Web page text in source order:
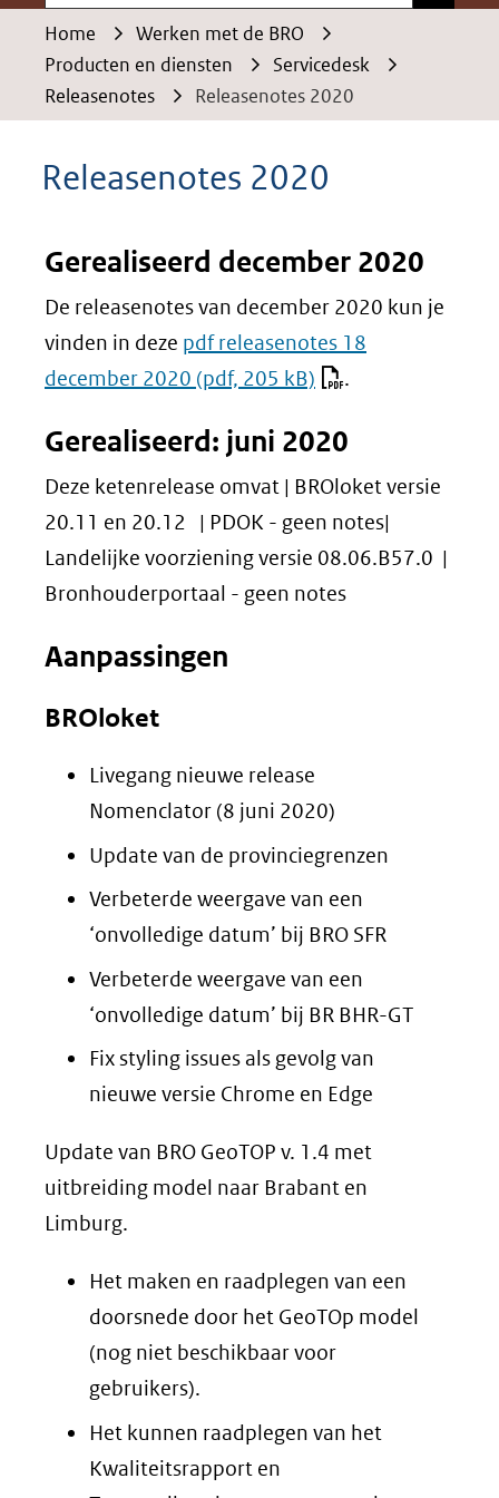
Home
Werken met de BRO
Producten en diensten
Servicedesk
Releasenotes
Releasenotes 2020
Releasenotes 2020
Gerealiseerd december 2020
De releasenotes van december 2020 kun je
vinden in deze pdf releasenotes 18
december 2020 (pdf, 205 kB) .
Gerealiseerd: juni 2020
Deze ketenrelease omvat | BROloket versie
20.11 en 20.12 | PDOK - geen notes|
Landelijke voorziening versie 08.06.B57.0 |
Bronhouderportaal - geen notes
Aanpassingen
BROloket
Livegang nieuwe release
Nomenclator (8 juni 2020)
Update van de provinciegrenzen
Verbeterde weergave van een
‘onvolledige datum’ bij BRO SFR
Verbeterde weergave van een
‘onvolledige datum’ bij BR BHR-GT
Fix styling issues als gevolg van
nieuwe versie Chrome en Edge
Update van BRO GeoTOP v. 1.4 met
uitbreiding model naar Brabant en
Limburg.
Het maken en raadplegen van een
doorsnede door het GeoTOp model
(nog niet beschikbaar voor
gebruikers).
Het kunnen raadplegen van het
Kwaliteitsrapport en